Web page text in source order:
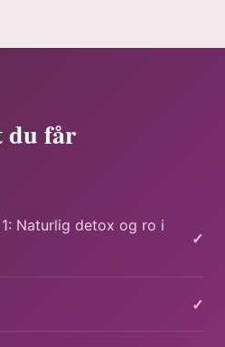
du får
Naturlig detox og ro i
✓
✓